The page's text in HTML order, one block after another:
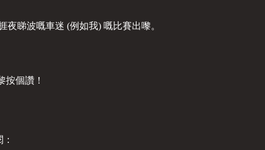
睇波嘅車迷 (例如我) 嘅比賽出嚟。
按個讚！